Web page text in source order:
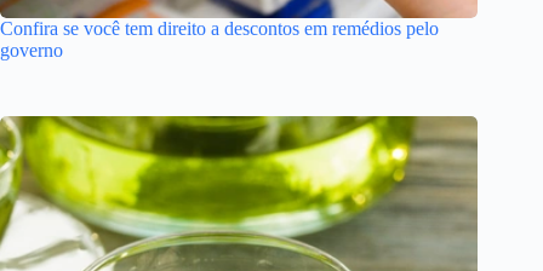
Confira se você tem direito a descontos em remédios pelo
governo